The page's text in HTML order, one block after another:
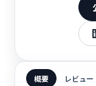
概要 レビュー